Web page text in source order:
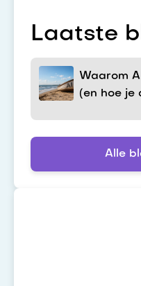
Laatste
Waarom
(en hoe je
Alle